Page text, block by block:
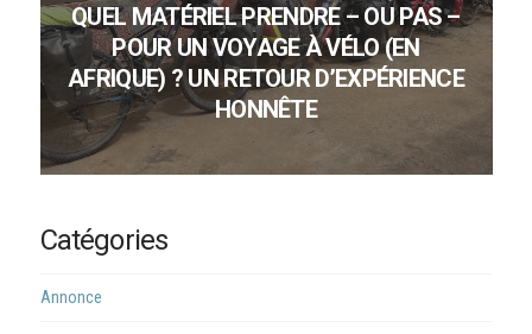
QUEL MATÉRIEL PRENDRE – OU PAS –
POUR UN VOYAGE À VÉLO (EN
AFRIQUE) ? UN RETOUR D’EXPÉRIENCE
HONNÊTE
Catégories
Annonce